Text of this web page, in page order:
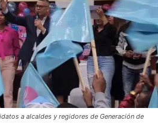
a alcaldes y regidores de Generación de